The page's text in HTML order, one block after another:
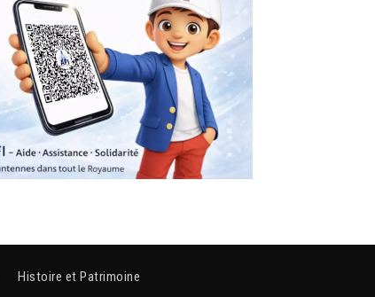
Histoire et Patrimoine